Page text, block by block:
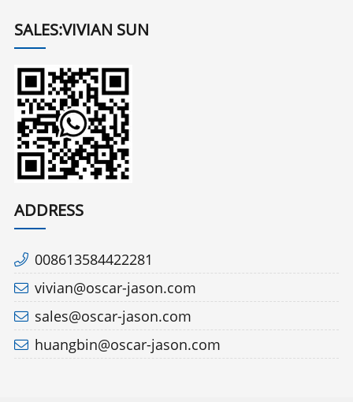
SALES:VIVIAN SUN
ADDRESS
008613584422281
vivian@oscar-jason.com
sales@oscar-jason.com
huangbin@oscar-jason.com